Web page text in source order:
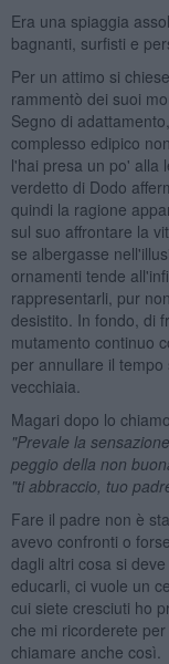
Era una spiaggia
bagnanti, surfisti e
Per un attimo si
rammentò dei suoi
Segno di
complesso edipico
l'hai presa un po' alla
verdetto di Dodo
quindi la ragione
sul suo affrontare la
se albergasse
ornamenti tende
rappresentarli, pur
desistito. In fondo, di
mutamento continuo
per annullare il
vecchiaia.
Magari dopo lo
"Prevale la
peggio della non
"ti abbraccio, tuo
Fare il padre non è
avevo confronti o
dagli altri cosa si
educarli, ci vuole un
cui siete cresciuti ho
che mi ricorderete
chiamare anche così.